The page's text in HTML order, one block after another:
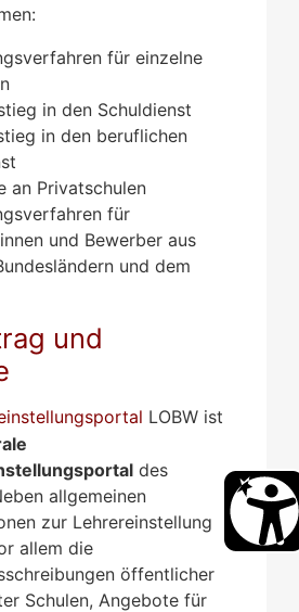
für einzelne
in den Schuldienst
in den beruflichen
an Privatschulen
für
und Bewerber aus
und dem
und
LOBW ist
des
allgemeinen
zur Lehrereinstellung
allem die
öffentlicher
Schulen, Angebote für